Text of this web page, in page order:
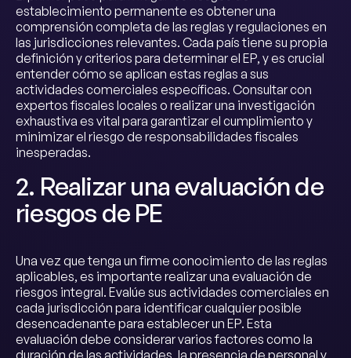
establecimiento permanente es obtener una
comprensión completa de las reglas y regulaciones en
las jurisdicciones relevantes. Cada país tiene su propia
definición y criterios para determinar el EP, y es crucial
entender cómo se aplican estas reglas a sus
actividades comerciales específicas. Consultar con
expertos fiscales locales o realizar una investigación
exhaustiva es vital para garantizar el cumplimiento y
minimizar el riesgo de responsabilidades fiscales
inesperadas.
2. Realizar una evaluación de
riesgos de PE
Una vez que tenga un firme conocimiento de las reglas
aplicables, es importante realizar una evaluación de
riesgos integral. Evalúe sus actividades comerciales en
cada jurisdicción para identificar cualquier posible
desencadenante para establecer un EP. Esta
evaluación debe considerar varios factores como la
duración de las actividades, la presencia de personal y